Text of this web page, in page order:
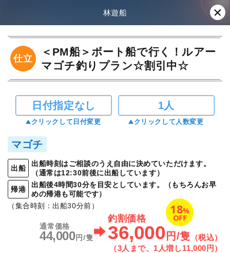
林遊船
仕立
＜PM船＞ボート船で行く！ルアー
マゴチ釣りプラン☆割引中☆
日付指定なし
クリックして日付変更
1人
クリックして人数変更
マゴチ
出船
出船時刻はご相談のうえ自由に決めていただけます。
（通常は12:30前後に出船しています）
帰港
出船後4時間30分を目安としています。（もちろんお早
めの帰港も可能です）
（集合時刻：出船30分前）
通常価格
44,000 円/隻
釣割価格
36,000 円/隻 （税込）
18%
OFF
（3人まで、1人増し11,000円）